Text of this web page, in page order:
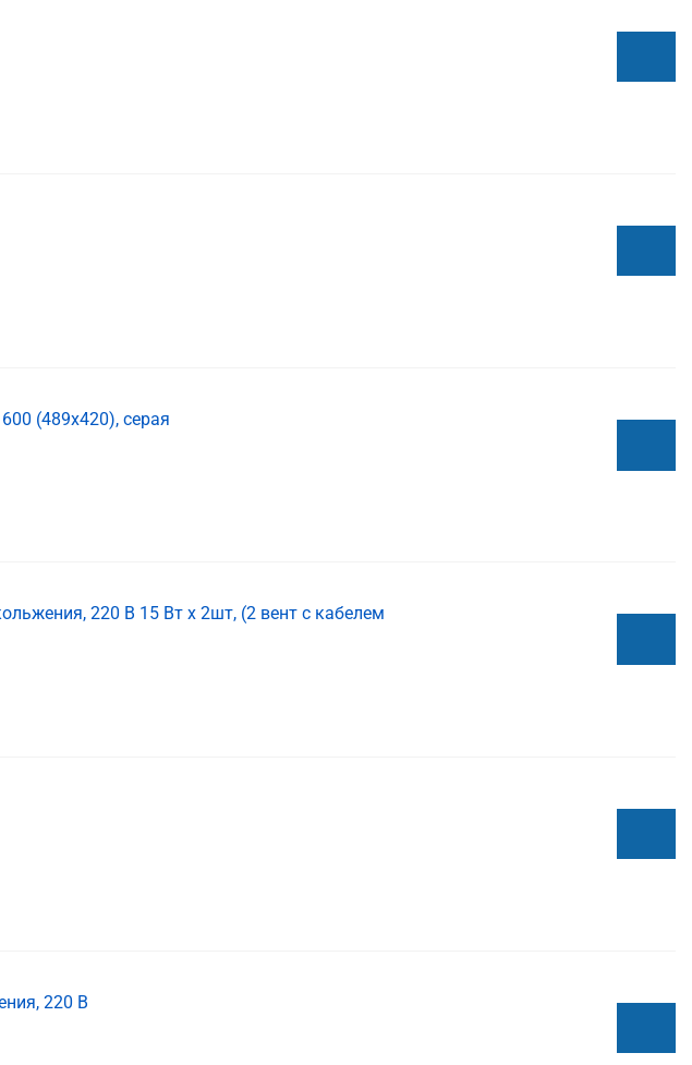
(489х420), серая
220 В 15 Вт x 2шт, (2 вент с кабелем
220 В